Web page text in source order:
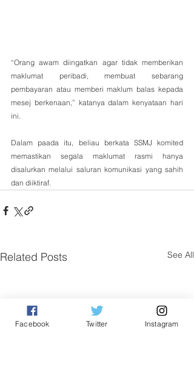
“Orang awam diingatkan agar tidak memberikan
maklumat peribadi, membuat sebarang
pembayaran atau memberi maklum balas kepada
mesej berkenaan,” katanya dalam kenyataan hari
ini.
Dalam paada itu, beliau berkata SSMJ komited
memastikan segala maklumat rasmi hanya
disalurkan melalui saluran komunikasi yang sahih
dan diiktiraf.
Related Posts See All
Facebook Twitter Instagram